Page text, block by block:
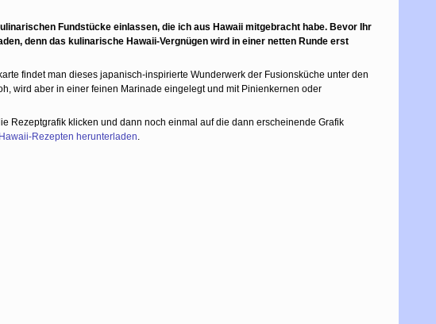
Fundstücke einlassen, die ich aus Hawaii mitgebracht habe. Bevor Ihr
denn das kulinarische Hawaii-Vergnügen wird in einer netten Runde erst
findet man dieses japanisch-inspirierte Wunderwerk der Fusionsküche unter den
wird aber in einer feinen Marinade eingelegt und mit Pinienkernen oder
Rezeptgrafik klicken und dann noch einmal auf die dann erscheinende Grafik
Rezepten herunterladen.